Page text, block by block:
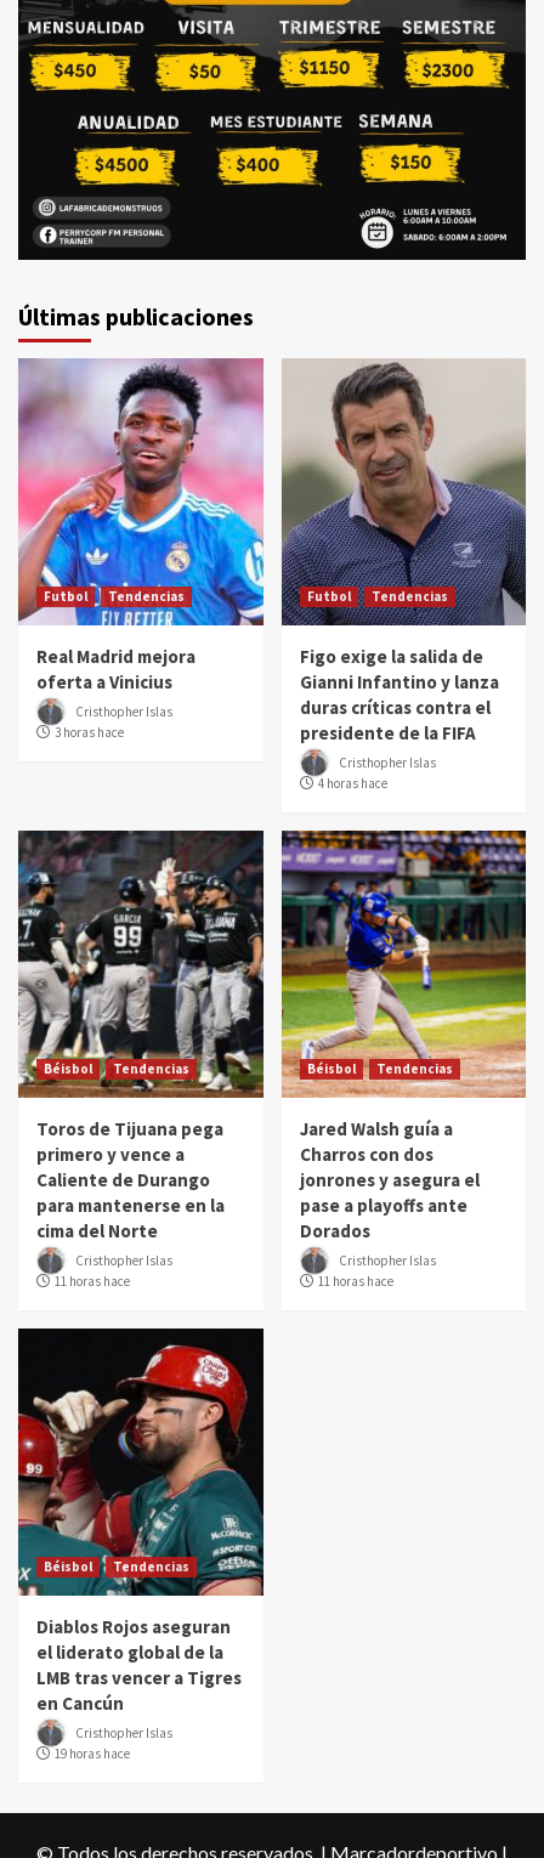
Últimas publicaciones
Futbol Tendencias
Real Madrid mejora
oferta a Vinicius
Cristhopher Islas
3 horas hace
Futbol Tendencias
Figo exige la salida de
Gianni Infantino y lanza
duras críticas contra el
presidente de la FIFA
Cristhopher Islas
4 horas hace
Béisbol Tendencias
Toros de Tijuana pega
primero y vence a
Caliente de Durango
para mantenerse en la
cima del Norte
Cristhopher Islas
11 horas hace
Béisbol Tendencias
Jared Walsh guía a
Charros con dos
jonrones y asegura el
pase a playoffs ante
Dorados
Cristhopher Islas
11 horas hace
Béisbol Tendencias
Diablos Rojos aseguran
el liderato global de la
LMB tras vencer a Tigres
en Cancún
Cristhopher Islas
19 horas hace
© Todos los derechos reservados. | Marcadordeportivo |